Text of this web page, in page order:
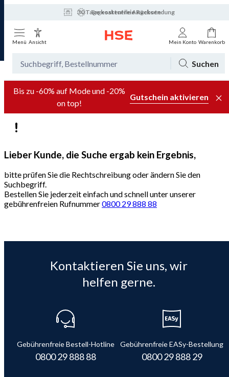
30 Tage kostenfreie Rücksendung
Tagesaktuelle Angebote
Menü Ansicht Mein Konto Warenkorb
Suchen
Bis zu -60% auf Mode und -20%
on top!
Gutschein aktivieren
Lieber Kunde, die Suche ergab kein Ergebnis,
bitte prüfen Sie die Rechtschreibung oder ändern Sie den
Suchbegriff.
Bestellen Sie jederzeit einfach und schnell unter unserer
gebührenfreien Rufnummer0800 29 888 88
Kontaktieren Sie uns, wir
helfen gerne.
Gebührenfreie Bestell-Hotline
0800 29 888 88
Gebührenfreie EASy-Bestellung
0800 29 888 29